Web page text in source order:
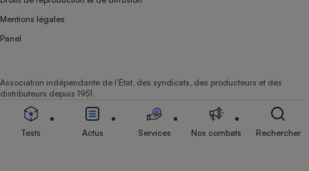
Mentions légales
Panel
Association indépendante de l’État, des syndicats, des producteurs et des
distributeurs depuis 1951.
Tests Actus Services Nos combats Rechercher